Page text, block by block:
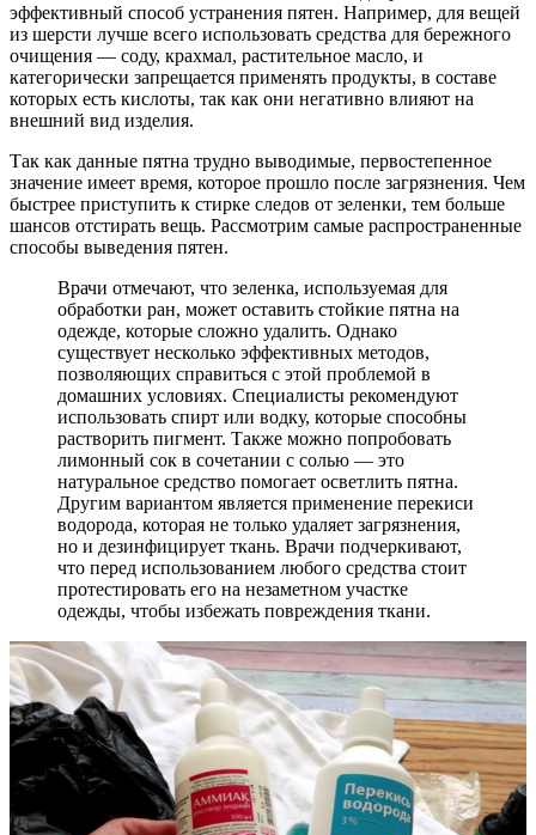
эффективный способ устранения пятен. Например, для вещей
из шерсти лучше всего использовать средства для бережного
очищения — соду, крахмал, растительное масло, и
категорически запрещается применять продукты, в составе
которых есть кислоты, так как они негативно влияют на
внешний вид изделия.
Так как данные пятна трудно выводимые, первостепенное
значение имеет время, которое прошло после загрязнения. Чем
быстрее приступить к стирке следов от зеленки, тем больше
шансов отстирать вещь. Рассмотрим самые распространенные
способы выведения пятен.
Врачи отмечают, что зеленка, используемая для
обработки ран, может оставить стойкие пятна на
одежде, которые сложно удалить. Однако
существует несколько эффективных методов,
позволяющих справиться с этой проблемой в
домашних условиях. Специалисты рекомендуют
использовать спирт или водку, которые способны
растворить пигмент. Также можно попробовать
лимонный сок в сочетании с солью — это
натуральное средство помогает осветлить пятна.
Другим вариантом является применение перекиси
водорода, которая не только удаляет загрязнения,
но и дезинфицирует ткань. Врачи подчеркивают,
что перед использованием любого средства стоит
протестировать его на незаметном участке
одежды, чтобы избежать повреждения ткани.